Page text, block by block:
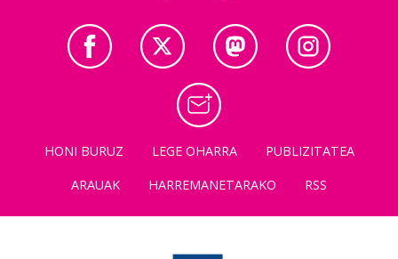
HONI BURUZ LEGE OHARRA
PUBLIZITATEA
ARAUAK
HARREMANETARAKO RSS